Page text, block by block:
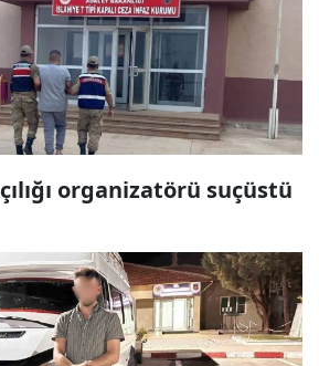
organizatörü suçüstü